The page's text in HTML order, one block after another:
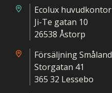
Ecolux huvudkontor
Ji-Te gatan 10
26538 Åstorp
Försäljning Småland
Storgatan 41
365 32 Lessebo